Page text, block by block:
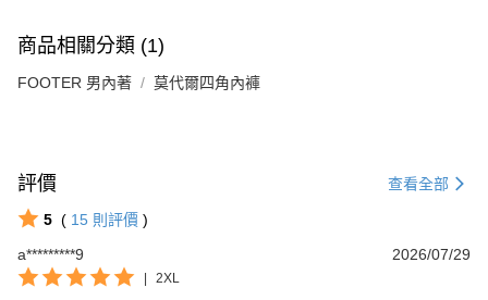
商品相關分類 (1)
FOOTER 男內著 莫代爾四角內褲
評價 查看全部
5 ( 15 則評價 )
a*********9
2026/07/29
| 2XL